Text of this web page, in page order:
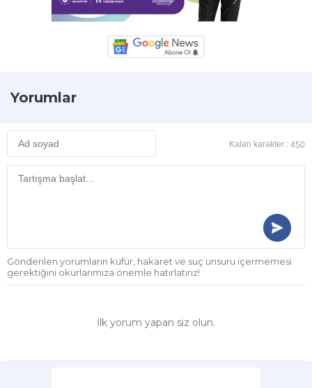
Yorumlar
Kalan karakter : 450
Gönderilen yorumların küfür, hakaret ve suç unsuru içermemesi
gerektiğini okurlarımıza önemle hatırlatırız!
İlk yorum yapan siz olun.